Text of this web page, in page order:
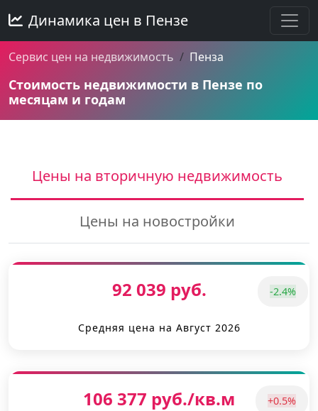
Динамика цен в Пензе
Сервис цен на недвижимость Пенза
Стоимость недвижимости в Пензе по
месяцам и годам
Цены на вторичную недвижимость
Цены на новостройки
92 039 руб. -2.4%
Средняя цена на Август 2026
106 377 руб./кв.м +0.5%